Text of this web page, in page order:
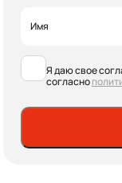
Я даю свое
согласно